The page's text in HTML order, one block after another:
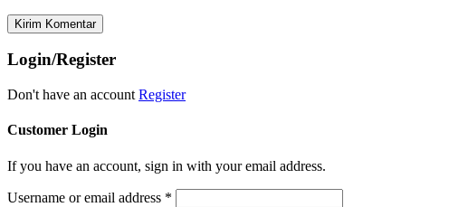
Login/Register
Don't have an account Register
Customer Login
If you have an account, sign in with your email address.
Username or email address *